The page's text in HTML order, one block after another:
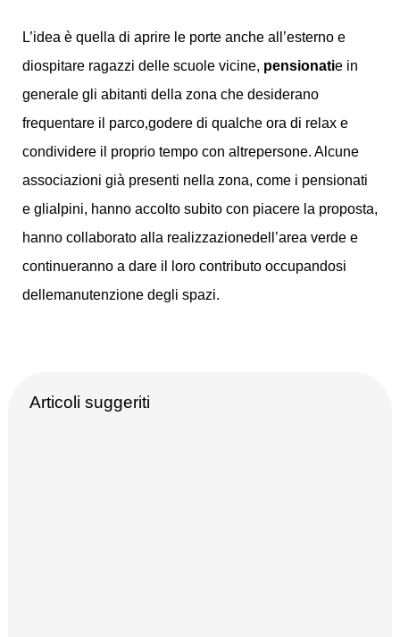
L’idea è quella di aprire le porte anche all’esterno e
diospitare ragazzi delle scuole vicine, pensionatie in
generale gli abitanti della zona che desiderano
frequentare il parco,godere di qualche ora di relax e
condividere il proprio tempo con altrepersone. Alcune
associazioni già presenti nella zona, come i pensionati
e glialpini, hanno accolto subito con piacere la proposta,
hanno collaborato alla realizzazionedell’area verde e
continueranno a dare il loro contributo occupandosi
dellemanutenzione degli spazi.
Articoli suggeriti